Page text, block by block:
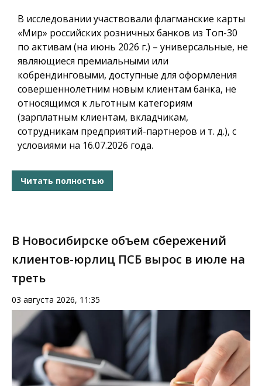
В исследовании участвовали флагманские карты
«Мир» российских розничных банков из Топ-30
по активам (на июнь 2026 г.) – универсальные, не
являющиеся премиальными или
кобрендинговыми, доступные для оформления
совершеннолетним новым клиентам банка, не
относящимся к льготным категориям
(зарплатным клиентам, вкладчикам,
сотрудникам предприятий-партнеров и т. д.), с
условиями на 16.07.2026 года.
Читать полностью
В Новосибирске объем сбережений
клиентов-юрлиц ПСБ вырос в июле на
треть
03 августа 2026, 11:35